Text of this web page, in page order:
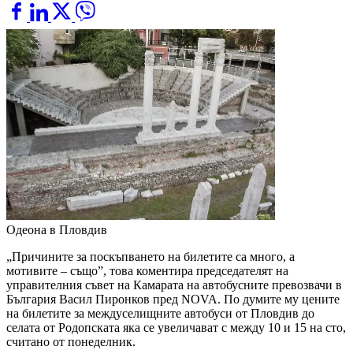
Одеона в Пловдив
„Причините за поскъпването на билетите са много, а
мотивите – също”, това коментира председателят на
управителния съвет на Камарата на автобусните превозвачи в
България Васил Пиронков пред NOVA. По думите му цените
на билетите за междуселищните автобуси от Пловдив до
селата от Родопската яка се увеличават с между 10 и 15 на сто,
считано от понеделник.